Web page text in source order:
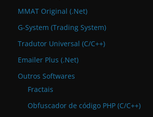
MMAT Original (.Net)
G-System (Trading System)
Tradutor Universal (C/C++)
Emailer Plus (.Net)
Outros Softwares
Fractais
Obfuscador de código PHP (C/C++)